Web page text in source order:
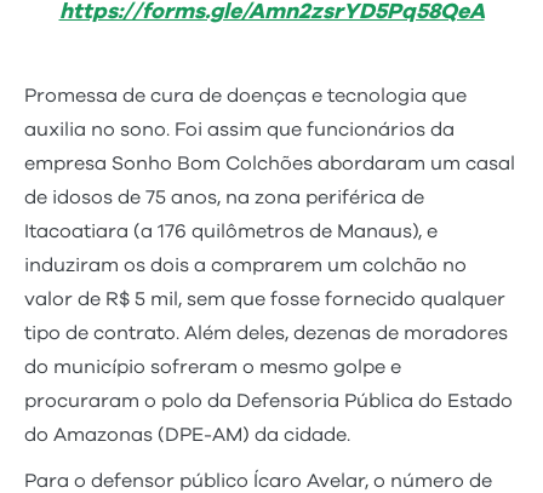
https://forms.gle/Amn2zsrYD5Pq58QeA
Promessa de cura de doenças e tecnologia que
auxilia no sono. Foi assim que funcionários da
empresa Sonho Bom Colchões abordaram um casal
de idosos de 75 anos, na zona periférica de
Itacoatiara (a 176 quilômetros de Manaus), e
induziram os dois a comprarem um colchão no
valor de R$ 5 mil, sem que fosse fornecido qualquer
tipo de contrato. Além deles, dezenas de moradores
do município sofreram o mesmo golpe e
procuraram o polo da Defensoria Pública do Estado
do Amazonas (DPE-AM) da cidade.
Para o defensor público Ícaro Avelar, o número de